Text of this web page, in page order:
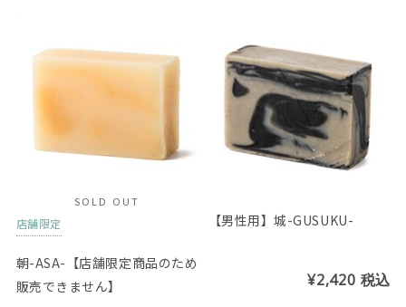
SOLD OUT
店舗限定
朝-ASA-【店舗限定商品のため
販売できません】
【男性用】城-GUSUKU-
¥2,420 税込